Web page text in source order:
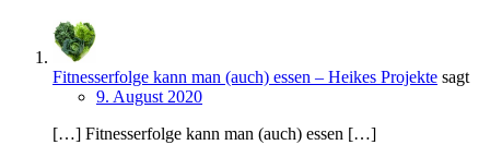
Fitnesserfolge kann man (auch) essen – Heikes Projekte sagt
9. August 2020
[…] Fitnesserfolge kann man (auch) essen […]